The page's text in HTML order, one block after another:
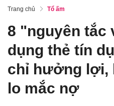
Trang chủ Tổ ấm
8 "nguyên tắc
dụng thẻ tín
chỉ hưởng lợi,
lo mắc nợ